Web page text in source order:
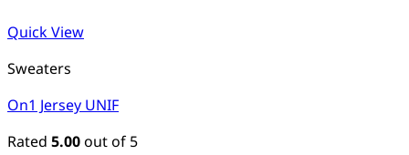
Quick View
Sweaters
On1 Jersey UNIF
Rated 5.00out of 5